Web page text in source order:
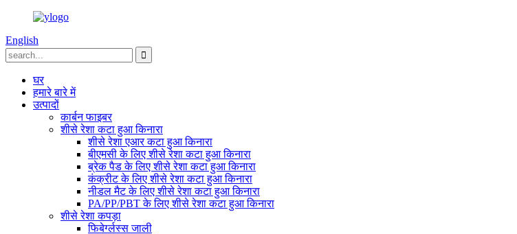
English
घर
हमारे बारे में
उत्पादों
कार्बन फाइबर
शीसे रेशा कटा हुआ किनारा
शीसे रेशा एआर कटा हुआ किनारा
बीएमसी के लिए शीसे रेशा कटा हुआ किनारा
ब्रेक पैड के लिए शीसे रेशा कटा हुआ किनारा
कंक्रीट के लिए शीसे रेशा कटा हुआ किनारा
नीडल मैट के लिए शीसे रेशा कटा हुआ किनारा
PA/PP/PBT के लिए शीसे रेशा कटा हुआ किनारा
शीसे रेशा कपड़ा
फिबेर्ग्लस्स जाली